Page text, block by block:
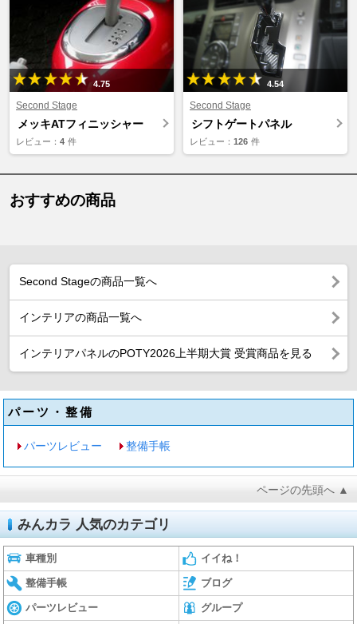
4.75
Second Stage
メッキATフィニッシャー
レビュー： 4 件
4.54
Second Stage
シフトゲートパネル
レビュー： 126 件
おすすめの商品
Second Stageの商品一覧へ
インテリアの商品一覧へ
インテリアパネルのPOTY2026上半期大賞 受賞商品を見る
パーツ・整備
パーツレビュー 整備手帳
ページの先頭へ ▲
みんカラ 人気のカテゴリ
車種別 イイね！
整備手帳 ブログ
パーツレビュー グループ